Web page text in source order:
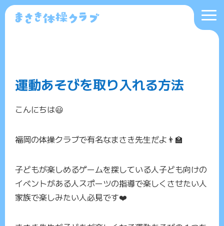
運動あそびを取り入れる方法
こんにちは😃
福岡の体操クラブで有名なまさき先生だよ👨‍🏫
子どもが楽しめるゲームを探している人子ども向けの
イベントがある人スポーツの指導で楽しくさせたい人
家族で楽しみたい人必見です❤️